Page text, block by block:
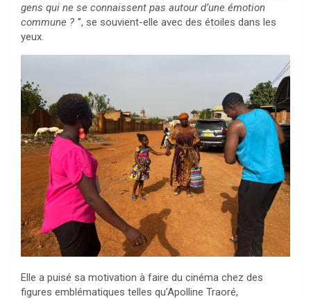
gens qui ne se connaissent pas autour d’une émotion
commune ? ‘’, se souvient-elle avec des étoiles dans les
yeux.
Elle a puisé sa motivation à faire du cinéma chez des
figures emblématiques telles qu’Apolline Traoré,